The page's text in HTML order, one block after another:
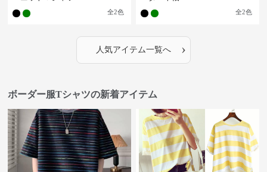
全2色 全2色
人気アイテム一覧へ ›
ボーダー服Tシャツの新着アイテム